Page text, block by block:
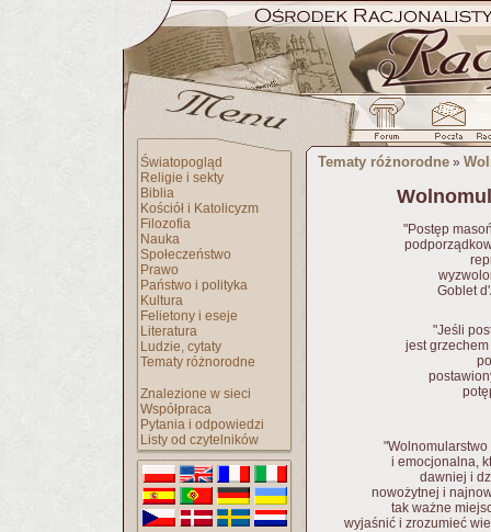
Światopogląd
Religie i sekty
Biblia
Kościół i Katolicyzm
Filozofia
Nauka
Społeczeństwo
Prawo
Państwo i polityka
Kultura
Felietony i eseje
Literatura
Ludzie, cytaty
Tematy różnorodne
Znalezione w sieci
Współpraca
Pytania i odpowiedzi
Listy od czytelników
Tematy różnorodne »
"Postęp
Goblet
"Jeśli
jest
i emocjonalna,
dawniej i
nowożytnej i
tak ważne
wyjaśnić i zrozumieć